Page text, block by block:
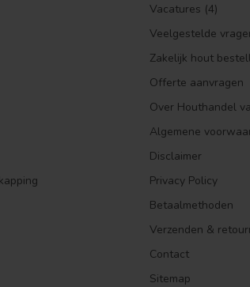
Vacatures (4)
Veelgestelde
Zakelijk hout
Offerte aanvragen
Over Houthandel
Algemene
Disclaimer
Privacy Policy
Betaalmethoden
Verzenden &
Contact
Sitemap